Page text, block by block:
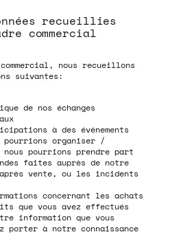
recueillies
commercial
nous recueillons
suivantes:
de nos échanges
à des événements
pourrions organiser /
nous pourrions prendre part
faites auprès de notre
vente, ou les incidents
concernant les achats
que vous avez effectués
information que vous
porter à notre connaissance